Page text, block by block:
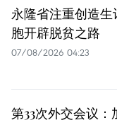
永隆省注重创造
胞开辟脱贫之路
07/08/2026 04:23
第33次外交会议